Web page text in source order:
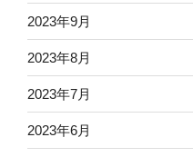
2023年9月
2023年8月
2023年7月
2023年6月